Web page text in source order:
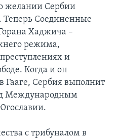
желании Сербии
Теперь Соединенные
Хаджича –
режима,
и
Когда и он
Гааге, Сербия выполнит
Международным
с трибуналом в